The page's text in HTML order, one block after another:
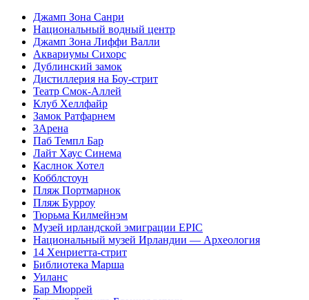
Джамп Зона Санри
Национальный водный центр
Джамп Зона Лиффи Валли
Аквариумы Сихорс
Дублинский замок
Дистиллерия на Боу-стрит
Театр Смок-Аллей
Клуб Хеллфайр
Замок Ратфарнем
3Арена
Паб Темпл Бар
Лайт Хаус Синема
Каслнок Хотел
Кобблстоун
Пляж Портмарнок
Пляж Бурроу
Тюрьма Килмейнэм
Музей ирландской эмиграции EPIC
Национальный музей Ирландии — Археология
14 Хенриетта-стрит
Библиотека Марша
Уиланc
Бар Мюррей